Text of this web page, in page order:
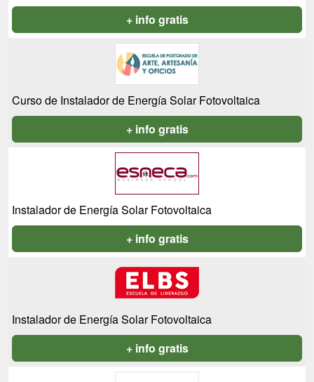
+ info gratis
Curso de Instalador de Energía Solar Fotovoltaica
+ info gratis
Instalador de Energía Solar Fotovoltaica
+ info gratis
Instalador de Energía Solar Fotovoltaica
+ info gratis